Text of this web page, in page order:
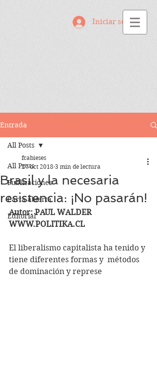
Iniciar sesión
Entrada
All Posts
Publicaciones
Carta abierta
Editorial
All Posts
Brasil y la necesaria
resistencia: ¡No pasarán!
fcabieses
27 oct 2018 3 min de lectura
Autor: PAUL WALDER
WWW.POLITIKA.CL
El liberalismo capitalista ha tenido y
tiene diferentes formas y  métodos
de dominación y represe